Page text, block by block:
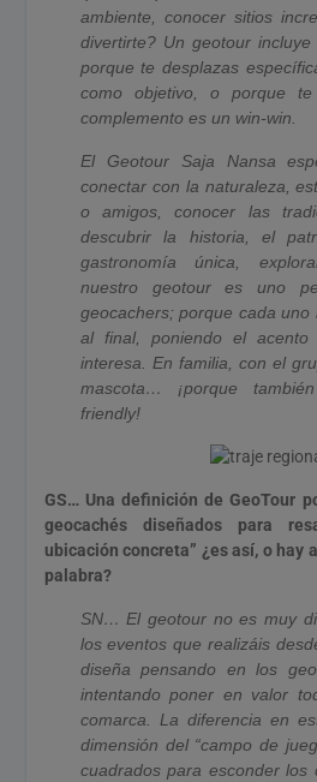
ambiente, conocer sitios
divertirte? Un geotour
porque te desplazas
como objetivo, o porque
complemento es un win-win.
El Geotour Saja Nansa
conectar con la naturaleza,
o amigos, conocer las
descubrir la historia, el
gastronomía única,
nuestro geotour es uno
geocachers; porque cada
al final, poniendo el
interesa. En familia, con el
mascota… ¡porque
friendly!
GS… Una definición de GeoTour
geocachés diseñados para
ubicación concreta” ¿es así, o hay
palabra?
SN… El geotour no es muy
los eventos que realizáis
diseña pensando en los
intentando poner en valor
comarca. La diferencia en
dimensión del “campo de
cuadrados para esconder los